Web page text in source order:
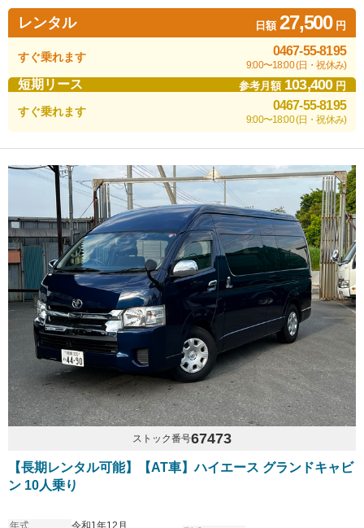
レンタル 日額27,500円
すぐ乗れます 0467-55-8195
9:00〜18:00 (日・祝休み)
短期リース 参考月額 103,400円
すぐ乗れます 0467-55-8195
9:00〜18:00 (日・祝休み)
ストック番号67473
【長期レンタル可能】【AT車】ハイエース グランドキャビ
ン 10人乗り
年式 令和1年12月